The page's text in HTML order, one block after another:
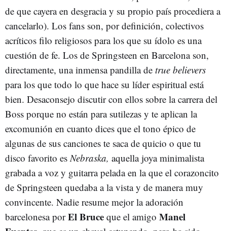
de que cayera en desgracia y su propio país procediera a
cancelarlo). Los fans son, por definición, colectivos
acríticos filo religiosos para los que su ídolo es una
cuestión de fe. Los de Springsteen en Barcelona son,
directamente, una inmensa pandilla de true believers
para los que todo lo que hace su líder espiritual está
bien. Desaconsejo discutir con ellos sobre la carrera del
Boss porque no están para sutilezas y te aplican la
excomunión en cuanto dices que el tono épico de
algunas de sus canciones te saca de quicio o que tu
disco favorito esNebraska, aquella joya minimalista
grabada a voz y guitarra pelada en la que el corazoncito
de Springsteen quedaba a la vista y de manera muy
convincente. Nadie resume mejor la adoración
barcelonesa porEl Bruce que el amigo Manel